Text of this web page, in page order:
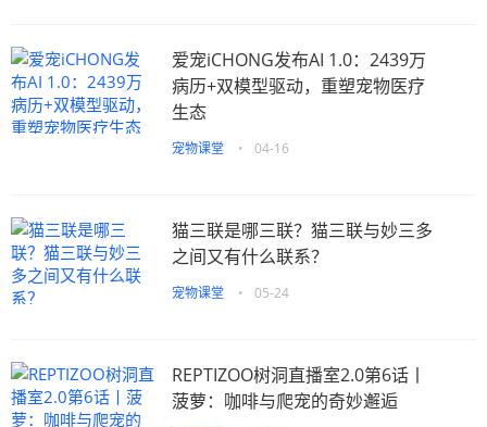
爱宠iCHONG发布AI 1.0：2439万
病历+双模型驱动，重塑宠物医疗
生态
宠物课堂 • 04-16
猫三联是哪三联？猫三联与妙三多
之间又有什么联系？
宠物课堂 • 05-24
REPTIZOO树洞直播室2.0第6话丨
菠萝：咖啡与爬宠的奇妙邂逅